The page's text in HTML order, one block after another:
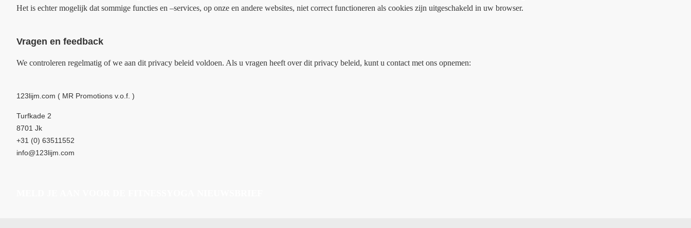
Het is echter mogelijk dat sommige functies en –services, op onze en andere websites, niet correct functioneren als cookies zijn uitgeschakeld in uw browser.
Vragen en feedback
We controleren regelmatig of we aan dit privacy beleid voldoen. Als u vragen heeft over dit privacy beleid, kunt u contact met ons opnemen:
123lijm.com ( MR Promotions v.o.f. )
Turfkade 2
8701 Jk
+31 (0) 63511552
info@123lijm.com